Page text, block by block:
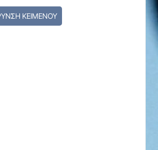
ΚΕΙΜΕΝΟΥ